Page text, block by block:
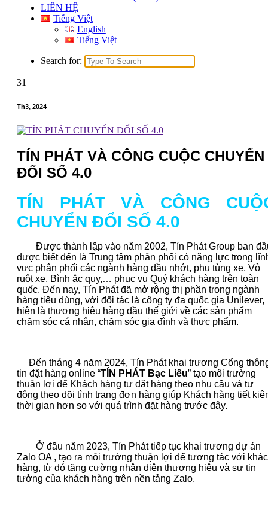
LIÊN HỆ
Tiếng Việt
English
Tiếng Việt
Search for:
31
Th3, 2024
TÍN PHÁT VÀ CÔNG CUỘC CHUYỂN
ĐỔI SỐ 4.0
TÍN PHÁT VÀ CÔNG
CHUYỂN ĐỔI SỐ 4.0
Được thành lập vào năm 2002, Tín Phát Group ban
được biết đến là Trung tâm phân phối có năng lực trong
vực phân phối các ngành hàng dầu nhớt, phụ tùng xe, Vỏ
ruột xe, Bình ắc quy,… phục vụ Quý khách hàng trên toàn
quốc. Đến nay, Tín Phát đã mở rộng thị phần trong ngành
hàng tiêu dùng, với đối tác là công ty đa quốc gia Unilever,
hiện là thương hiệu hàng đầu thế giới về các sản phẩm
chăm sóc cá nhân, chăm sóc gia đình và thực phẩm.
Đến tháng 4 năm 2024, Tín Phát khai trương Cổng
tin đặt hàng online “TÍN PHÁT Bạc Liêu” tạo môi trường
thuận lợi để Khách hàng tự đặt hàng theo nhu cầu và tự
động theo dõi tình trạng đơn hàng giúp Khách hàng tiết
thời gian hơn so với quá trình đặt hàng trước đây.
Ở đầu năm 2023, Tín Phát tiếp tục khai trương dự án
Zalo OA , tạo ra môi trường thuận lợi để tương tác với
hàng, từ đó tăng cường nhận diện thương hiệu và sự tin
tưởng của khách hàng trên nền tảng Zalo.